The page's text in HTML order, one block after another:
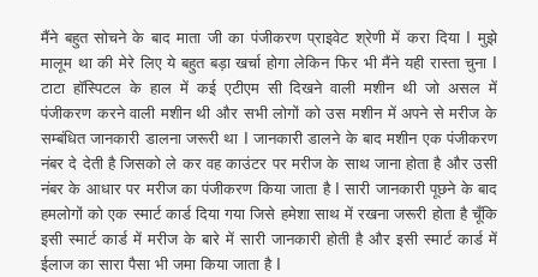
मैंने बहुत सोचने के बाद माता जी का पंजीकरण प्राइवेट श्रेणी में करा दिया I मुझे
मालूम था की मेरे लिए ये बहुत बड़ा खर्चा होगा लेकिन फिर भी मैंने यही रास्ता चुना I
टाटा हॉस्पिटल के हाल में कई एटीएम सी दिखने वाली मशीन थी जो असल में
पंजीकरण करने वाली मशीन थी और सभी लोगों को उस मशीन में अपने से मरीज के
सम्बंधित जानकारी डालना जरूरी था I जानकारी डालने के बाद मशीन एक पंजीकरण
नंबर दे देती है जिसको ले कर वह काउंटर पर मरीज के साथ जाना होता है और उसी
नंबर के आधार पर मरीज का पंजीकरण किया जाता है I सारी जानकारी पूछने के बाद
हमलोगों को एक स्मार्ट कार्ड दिया गया जिसे हमेशा साथ में रखना जरूरी होता है चूँकि
इसी स्मार्ट कार्ड में मरीज के बारे में सारी जानकारी होती है और इसी स्मार्ट कार्ड में
ईलाज का सारा पैसा भी जमा किया जाता है I